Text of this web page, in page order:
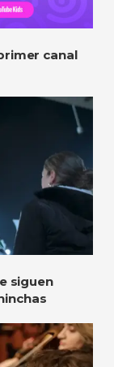
canal
siguen